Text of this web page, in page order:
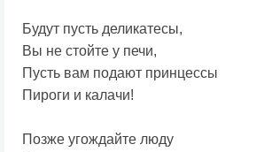
Будут пусть деликатесы,
Вы не стойте у печи,
Пусть вам подают принцессы
Пироги и калачи!
Позже угождайте люду